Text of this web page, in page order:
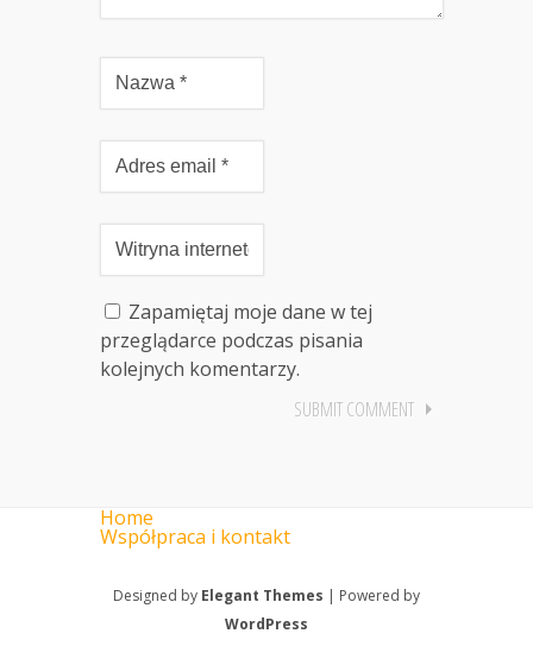
Zapamiętaj moje dane w tej
przeglądarce podczas pisania
kolejnych komentarzy.
Home
Współpraca i kontakt
Designed by Elegant Themes | Powered by
WordPress